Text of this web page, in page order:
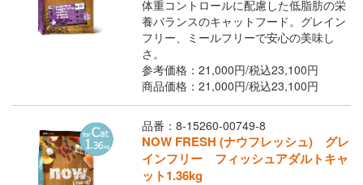
体重コントロールに配慮した低脂肪の栄
養バランスのキャットフード。グレイン
フリー、ミールフリーで安心の美味し
さ。
参考価格：21,000円/税込23,100円
商品価格：21,000円/税込23,100円
品番：8-15260-00749-8
NOW FRESH (ナウフレッシュ) グレ
インフリー フィッシュアダルトキャ
ット1.36kg